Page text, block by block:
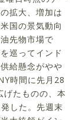
拡大、増加は
国の景気動向
先物市場で
巡ってインド
給懸念がやや
時間に先月28
げたものの、本
した。先週末